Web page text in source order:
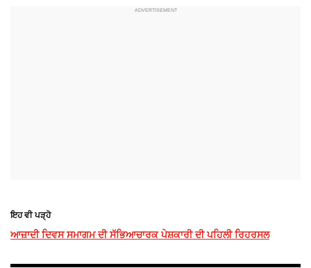
ਇਹ ਵੀ ਪੜ੍ਹੋ
ਆਜ਼ਾਦੀ ਦਿਵਸ ਸਮਾਗਮ ਦੀ ਸੱਭਿਆਚਾਰਕ ਪੇਸ਼ਕਾਰੀ ਦੀ ਪਹਿਲੀ ਰਿਹਰਸਲ